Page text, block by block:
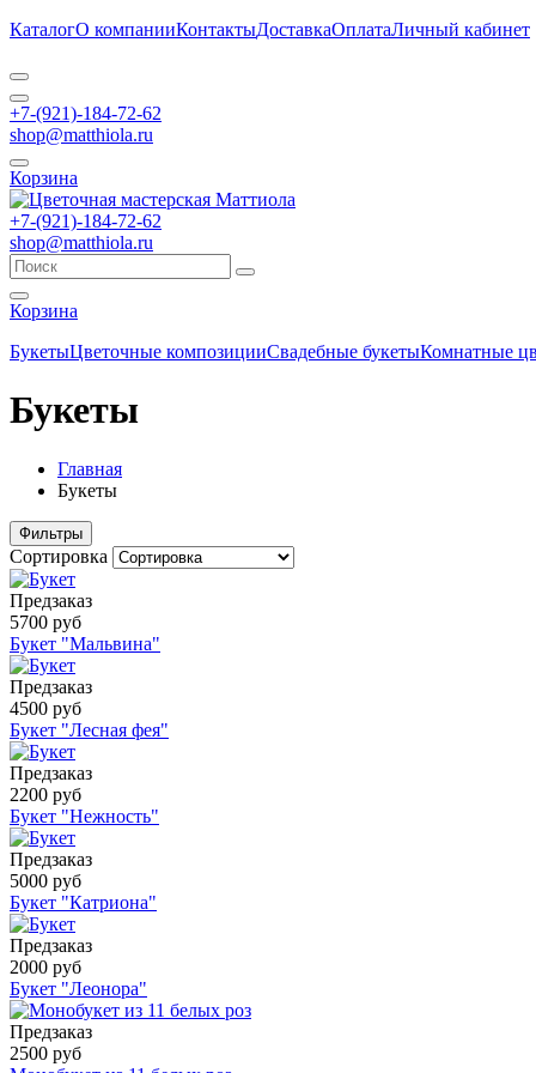
КаталогО компанииКонтактыДоставкаОплатаЛичный кабинет
+7-(921)-184-72-62
shop@matthiola.ru
Корзина
+7-(921)-184-72-62
shop@matthiola.ru
Корзина
БукетыЦветочные композицииСвадебные букетыКомнатные
Букеты
Главная
Букеты
Фильтры
Сортировка
Предзаказ
5700 руб
Букет "Мальвина"
Предзаказ
4500 руб
Букет "Лесная фея"
Предзаказ
2200 руб
Букет "Нежность"
Предзаказ
5000 руб
Букет "Катриона"
Предзаказ
2000 руб
Букет "Леонора"
Предзаказ
2500 руб